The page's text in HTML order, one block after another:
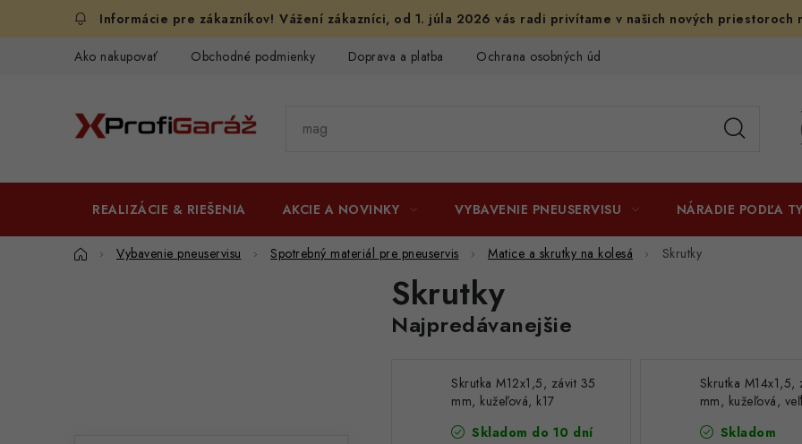
Vážení zákazníci, od 1. júla 2026 vás radi privítame v našich nových priestoroch
Ako nakupovať Obchodné podmienky Doprava a platba Ochrana osobných údajov
REALIZÁCIE & RIEŠENIA AKCIE A NOVINKY VYBAVENIE PNEUSERVISU NÁRADIE PODĽA
DomovVybavenie pneuservisu Spotrebný materiál pre pneuservis Matice a skrutky na kolesá Skrutky
Skrutky
Najpredávanejšie
Skrutka M12x1,5, závit 35
mm, kužeľová, k17
Skladom do 10 dní
Skrutka M14x1,5,
mm, kužeľová,
Skladom